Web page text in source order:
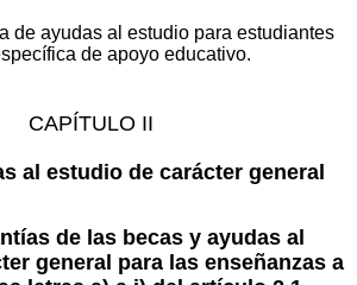
ayudas al estudio para estudiantes
de apoyo educativo.
CAPÍTULO II
al estudio de carácter general
de las becas y ayudas al
general para las enseñanzas a